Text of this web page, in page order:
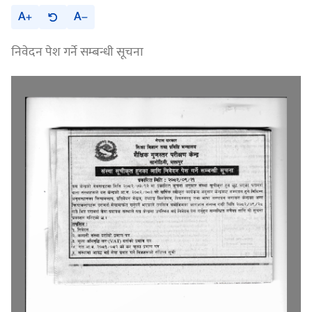
A
A
निवेदन पेश गर्ने सम्बन्धी सूचना